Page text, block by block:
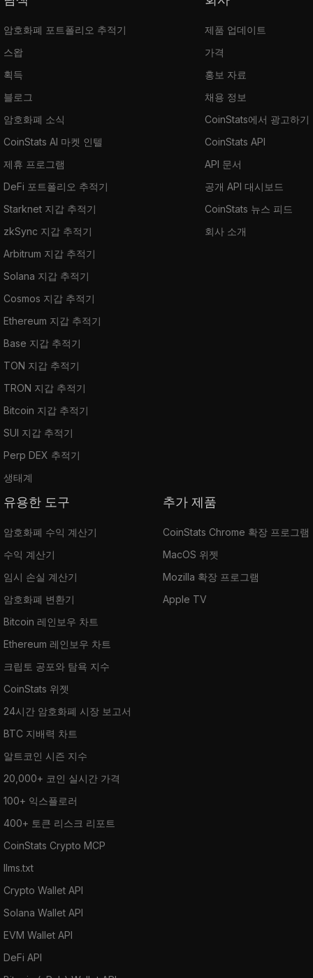
암호화폐 포트폴리오 추적기
스왑
획득
블로그
암호화폐 소식
CoinStats AI 마켓 인텔
제휴 프로그램
DeFi 포트폴리오 추적기
Starknet 지갑 추적기
zkSync 지갑 추적기
Arbitrum 지갑 추적기
Solana 지갑 추적기
Cosmos 지갑 추적기
Ethereum 지갑 추적기
Base 지갑 추적기
TON 지갑 추적기
TRON 지갑 추적기
Bitcoin 지갑 추적기
SUI 지갑 추적기
Perp DEX 추적기
생태계
제품 업데이트
가격
홍보 자료
채용 정보
CoinStats에서 광고하기
CoinStats API
API 문서
공개 API 대시보드
CoinStats 뉴스 피드
회사 소개
유용한 도구
암호화폐 수익 계산기
수익 계산기
임시 손실 계산기
암호화폐 변환기
Bitcoin 레인보우 차트
Ethereum 레인보우 차트
크립토 공포와 탐욕 지수
CoinStats 위젯
24시간 암호화폐 시장 보고서
BTC 지배력 차트
알트코인 시즌 지수
20,000+ 코인 실시간 가격
100+ 익스플로러
400+ 토큰 리스크 리포트
CoinStats Crypto MCP
llms.txt
Crypto Wallet API
Solana Wallet API
EVM Wallet API
DeFi API
추가 제품
CoinStats Chrome 확장 프로그램
MacOS 위젯
Mozilla 확장 프로그램
Apple TV